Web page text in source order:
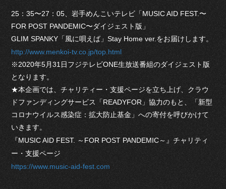
25：35〜27：05、岩手めんこいテレビ「MUSIC AID FEST.〜
FOR POST PANDEMIC〜ダイジェスト版」
GLIM SPANKY「風に唄えば」Stay Home ver.をお届けします。
http://www.menkoi-tv.co.jp/top.html
※2020年5月31日フジテレビONE生放送番組のダイジェスト版
となります。
★本企画では、チャリティー・支援ページを立ち上げ、クラウ
ドファンディングサービス「READYFOR」協力のもと、「新型
コロナウイルス感染症：拡大防止基金」への寄付を呼びかけて
いきます。
『MUSIC AID FEST. ～FOR POST PANDEMIC～』チャリティ
ー・支援ページ
https://www.music-aid-fest.com